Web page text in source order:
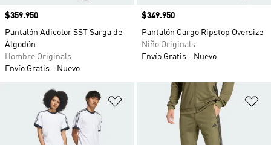
Precio
$359.950
Pantalón Adicolor SST Sarga de
Algodón
Hombre Originals
Envío Gratis
Nuevo
Precio
$349.950
Pantalón Cargo Ripstop Oversize
Niño Originals
Envío Gratis
Nuevo
Añadir a la lista de deseos